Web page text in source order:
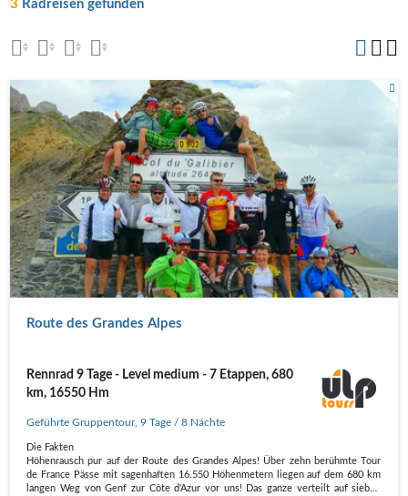
3 Radreisen gefunden
Am Col de Galibier.
Route des Grandes Alpes
Rennrad 9 Tage - Level medium - 7 Etappen, 680
km, 16550 Hm
Geführte Gruppentour,9 Tage / 8 Nächte
Die Fakten
Höhenrausch pur auf der Route des Grandes Alpes! Über zehn berühmte Tour
de France Pässe mit sagenhaften 16.550 Höhenmetern liegen auf dem 680 km
langen Weg von Genf zur Côte d'Azur vor uns! Das ganze verteilt auf sieben